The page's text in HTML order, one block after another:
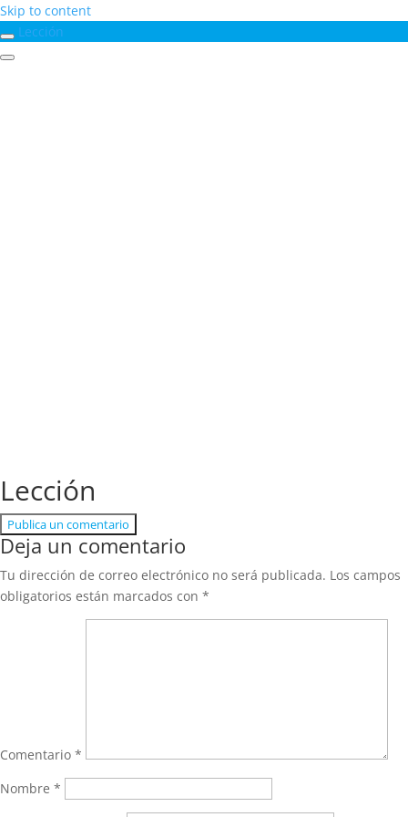
Skip to content
Lección
Lección
Publica un comentario
Deja un comentario
Tu dirección de correo electrónico no será publicada. Los campos
obligatorios están marcados con *
Comentario *
Nombre *